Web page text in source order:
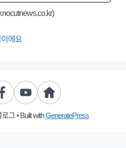
에요
로그• Built withGeneratePress